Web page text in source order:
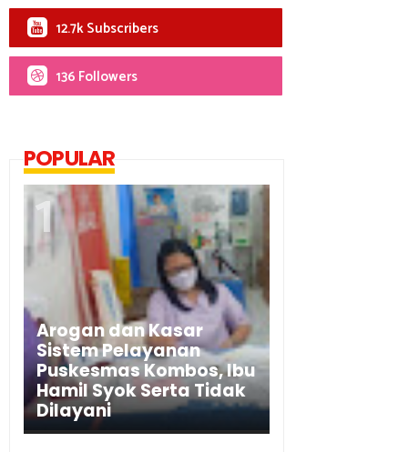
12.7k Subscribers
136 Followers
POPULAR
Arogan dan Kasar
Sistem Pelayanan
Puskesmas Kombos, Ibu
Hamil Syok Serta Tidak
Dilayani